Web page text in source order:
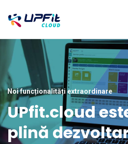
Noi funcționalități extraordinare
UPfit.cloud
plină